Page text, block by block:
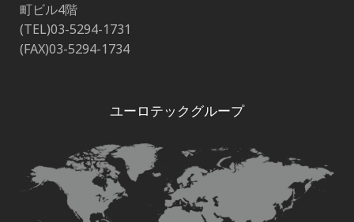
町ビル4階
(TEL)03-5294-1731
(FAX)03-5294-1734
ユーロテックグループ